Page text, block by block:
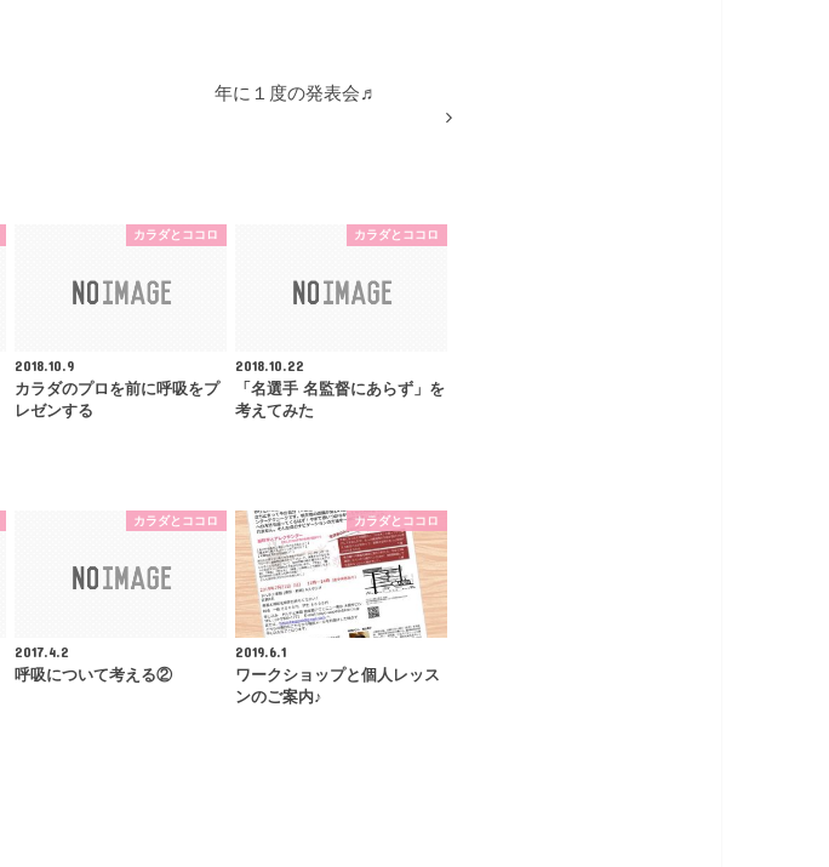
年に１度の発表会♬
カラダとココロ
2018.10.9
カラダのプロを前に呼吸をプ
レゼンする
カラダとココロ
2018.10.22
「名選手 名監督にあらず」を
考えてみた
カラダとココロ
2017.4.2
呼吸について考える②
カラダとココロ
2019.6.1
ワークショップと個人レッス
ンのご案内♪